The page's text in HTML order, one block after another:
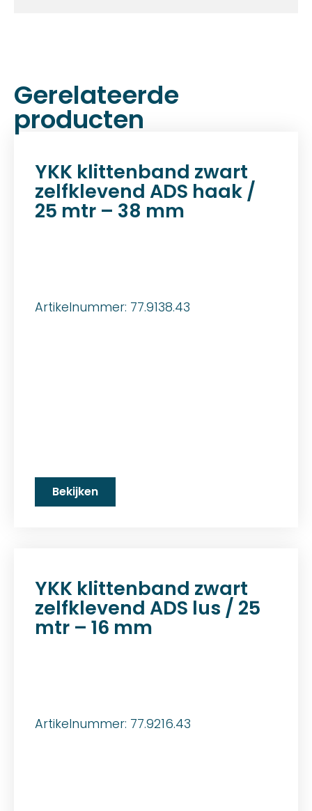
Gerelateerde
producten
YKK klittenband zwart
zelfklevend ADS haak /
25 mtr – 38 mm
Artikelnummer: 77.9138.43
Bekijken
YKK klittenband zwart
zelfklevend ADS lus / 25
mtr – 16 mm
Artikelnummer: 77.9216.43